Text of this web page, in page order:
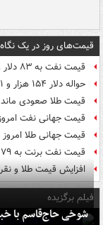
قیمت‌های روز در یک نگاه
قیمت نفت به ۸۳ دلار و ۵۵ سنت در هر بشکه رسید
حواله دلار ۱۵۴ هزار و ۴۵۱ تومان شد
قیمت طلا صعودی ماند
قیمت جهانی نفت امروز ۱۶
قیمت جهانی طلا امروز ۱۵ مرداد
قیمت نفت برنت به ۷۹ دلار رسید
افزایش قیمت طلا و
فیلم برگزیده
شوخی حاج‌قاسم با